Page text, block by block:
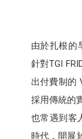
由於扎根的
針對TGI
出付費制的
採用傳統的
也常遇到客
時代，開展